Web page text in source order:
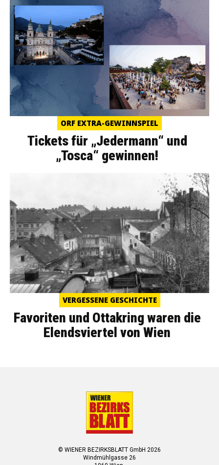
ORF EXTRA-GEWINNSPIEL
Tickets für „Jedermann“ und
„Tosca“ gewinnen!
VERGESSENE GESCHICHTE
Favoriten und Ottakring waren die
Elendsviertel von Wien
© WIENER BEZIRKSBLATT GmbH 2026
Windmühlgasse 26